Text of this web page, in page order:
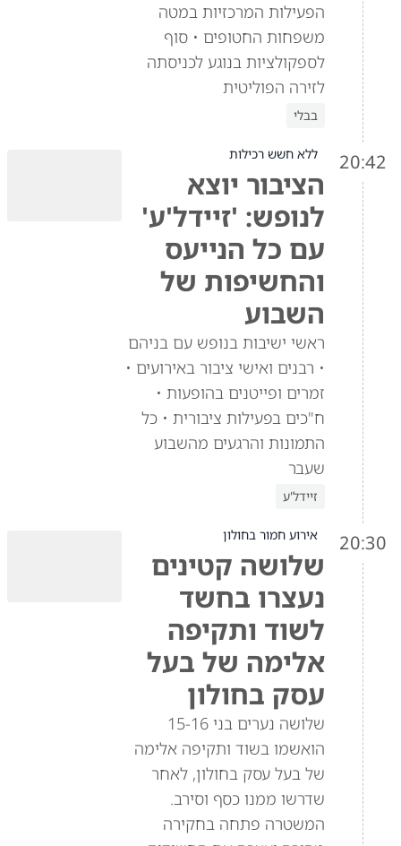
הפעילות המרכזיות במטה
משפחות החטופים • סוף
לספקולציות בנוגע לכניסתה
לזירה הפוליטית
בבלי
20:42 ללא חשש רכילות
הציבור יוצא
לנופש: 'זיידל'ע'
עם כל הנייעס
והחשיפות של
השבוע
ראשי ישיבות בנופש עם בניהם
• רבנים ואישי ציבור באירועים •
זמרים ופייטנים בהופעות •
ח"כים בפעילות ציבורית • כל
התמונות והרגעים מהשבוע
שעבר
זיידל'ע
20:30 אירוע חמור בחולון
שלושה קטינים
נעצרו בחשד
לשוד ותקיפה
אלימה של בעל
עסק בחולון
שלושה נערים בני 15-16
הואשמו בשוד ותקיפה אלימה
של בעל עסק בחולון, לאחר
שדרשו ממנו כסף וסירב.
המשטרה פתחה בחקירה